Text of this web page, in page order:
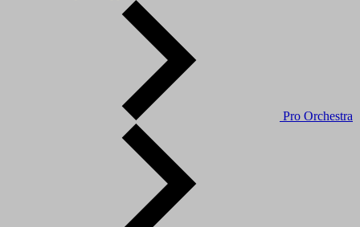
Pro Orchestra